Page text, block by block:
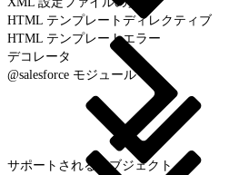
HTML テンプレートディレクティブ
HTML テンプレートエラー
デコレータ
@salesforce モジュール
サポートされるオブジェクト